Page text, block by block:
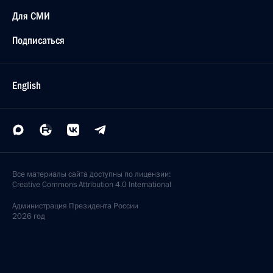
Для СМИ
Подписаться
English
Все материалы сайта доступны по лицензии:
Creative Commons Attribution 4.0 International
Администрация Президента России
2026 год